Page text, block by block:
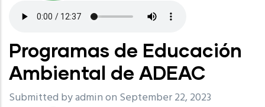
Programas de Educación
Ambiental de ADEAC
Submitted byadminon September 22, 2023